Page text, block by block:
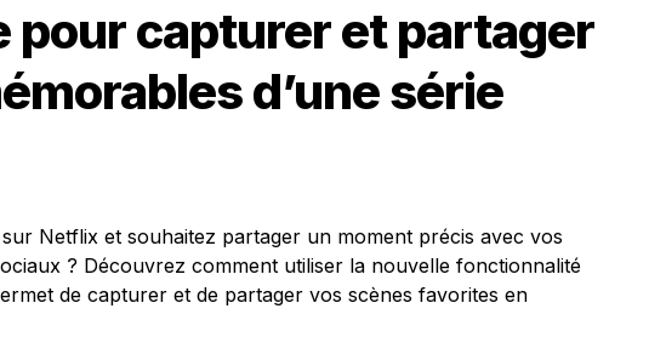
pour capturer et partager
d’une série
sur Netflix et souhaitez partager un moment précis avec vos
? Découvrez comment utiliser la nouvelle fonctionnalité
de capturer et de partager vos scènes favorites en